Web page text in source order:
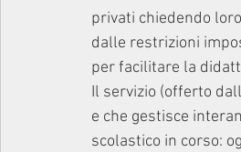
privati chiedendo
dalle restrizioni
per facilitare la
Il servizio (offerto
e che gestisce
scolastico in corso: